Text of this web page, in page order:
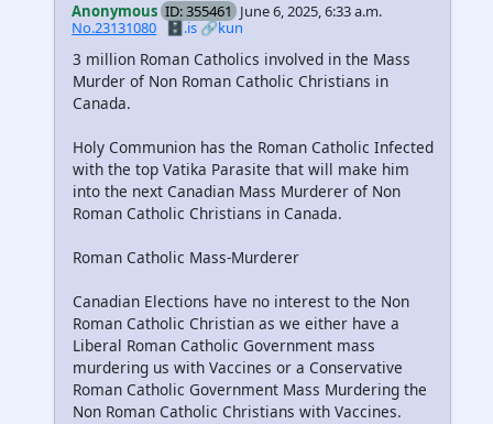
Anonymous ID: 355461 June 6, 2025, 6:33 a.m.
No.23131080 🗄️.is🔗kun
3 million Roman Catholics involved in the Mass
Murder of Non Roman Catholic Christians in
Canada.
Holy Communion has the Roman Catholic Infected
with the top Vatika Parasite that will make him
into the next Canadian Mass Murderer of Non
Roman Catholic Christians in Canada.
Roman Catholic Mass-Murderer
Canadian Elections have no interest to the Non
Roman Catholic Christian as we either have a
Liberal Roman Catholic Government mass
murdering us with Vaccines or a Conservative
Roman Catholic Government Mass Murdering the
Non Roman Catholic Christians with Vaccines.